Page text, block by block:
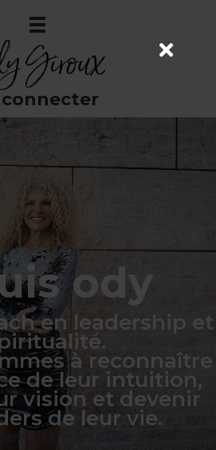
connecter
ody
en leadership et
à reconnaître
de leur intuition,
vision et devenir
de leur vie.
des Anges Gardiens